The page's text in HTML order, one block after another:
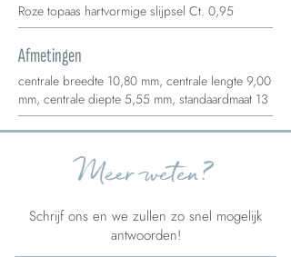
Roze topaas hartvormige slijpsel Ct. 0,95
Afmetingen
centrale breedte 10,80 mm, centrale lengte 9,00
mm, centrale diepte 5,55 mm, standaardmaat 13
Meer weten?
Schrijf ons en we zullen zo snel mogelijk
antwoorden!